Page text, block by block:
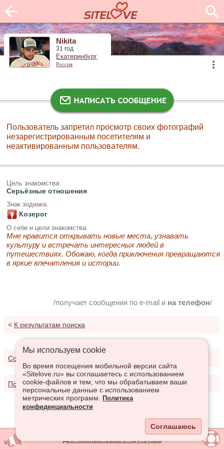
Nikita
31 год
Екатеринбург
Россия
Пользователь запретил просмотр своих фотографий
незарегистрированным посетителям и
неактивированным пользователям.
Цель знакомства:
Серьёзные отношения
Знак зодиака:
Козерог
О себе и цели знакомства:
Мне нравится открывать новые места, узнавать
культуру и встречать интересных людей в
путешествиях. Обожаю, когда приключения превращаются
в яркие впечатления и истории.
/получает сообщения по e-mail и на телефон/
< К результатам поиска
Соглашение о предоставлении услуг
Политика конфиденциальности
Мы используем сookie
Во время посещения мобильной версии сайта
«Sitelove.ru» вы соглашаетесь с использованием
cookie-файлов и тем, что мы обрабатываем ваши
персональные данные с использованием
метрических программ.
Политика
конфиденциальности
Соглашаюсь
Для компьютеров и ноутбуков